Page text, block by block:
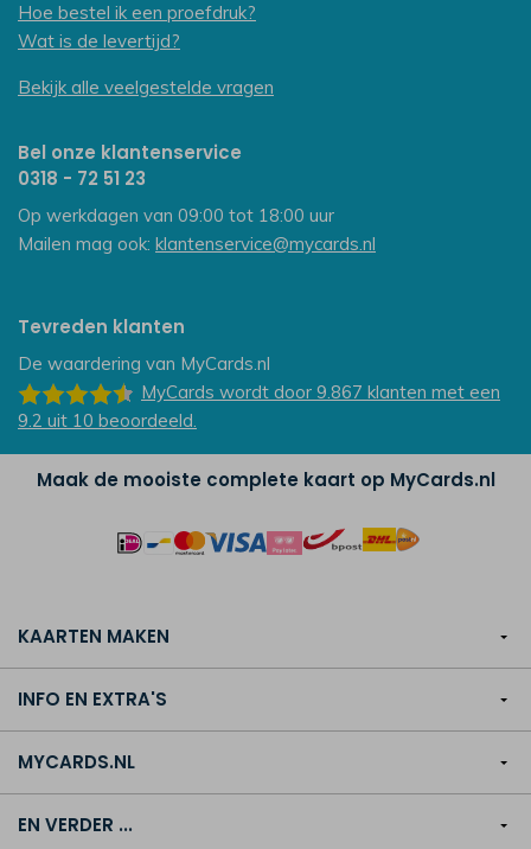
Hoe bestel ik een proefdruk?
Wat is de levertijd?
Bekijk alle veelgestelde vragen
Bel onze klantenservice
0318 - 72 51 23
Op werkdagen van 09:00 tot 18:00 uur
Mailen mag ook: klantenservice@mycards.nl
Tevreden klanten
De waardering van MyCards.nl
MyCards wordt door 9.867 klanten met een
9.2 uit 10 beoordeeld.
Maak de mooiste complete kaart op MyCards.nl
KAARTEN MAKEN
INFO EN EXTRA'S
MYCARDS.NL
EN VERDER ...